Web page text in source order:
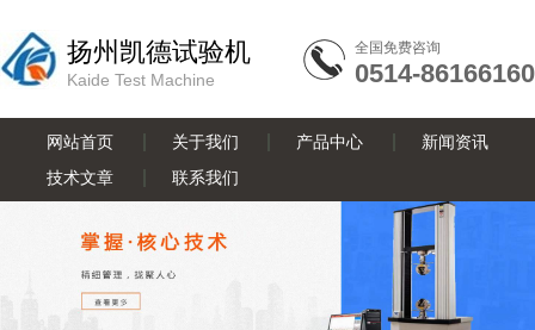
扬州凯德试验机
Kaide Test Machine
全国免费咨询
0514-86166160
网站首页 关于我们 产品中心
新闻资讯
技术文章
联系我们